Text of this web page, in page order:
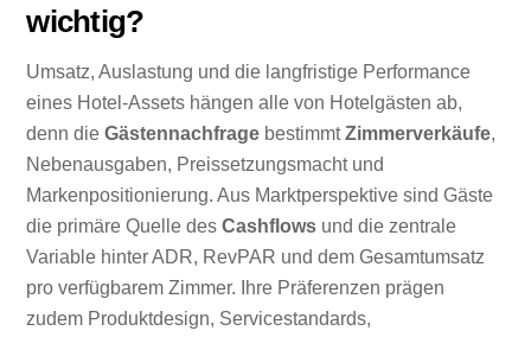
wichtig?
Umsatz, Auslastung und die langfristige Performance
eines Hotel-Assets hängen alle von Hotelgästen ab,
denn dieGästennachfrage bestimmtZimmerverkäufe,
Nebenausgaben, Preissetzungsmacht und
Markenpositionierung. Aus Marktperspektive sind Gäste
die primäre Quelle desCashflows und die zentrale
Variable hinter ADR, RevPAR und dem Gesamtumsatz
pro verfügbarem Zimmer. Ihre Präferenzen prägen
zudem Produktdesign, Servicestandards,